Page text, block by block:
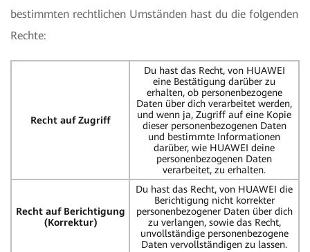
bestimmten rechtlichen Umständen hast du die folgenden
Rechte:
Recht auf Zugriff
Du hast das Recht, von HUAWEI
eine Bestätigung darüber zu
erhalten, ob personenbezogene
Daten über dich verarbeitet werden,
und wenn ja, Zugriff auf eine Kopie
dieser personenbezogenen Daten
und bestimmte Informationen
darüber, wie HUAWEI deine
personenbezogenen Daten
verarbeitet, zu erhalten.
Recht auf Berichtigung
(Korrektur)
Du hast das Recht, von HUAWEI die
Berichtigung nicht korrekter
personenbezogener Daten über dich
zu verlangen, sowie das Recht,
unvollständige personenbezogene
Daten vervollständigen zu lassen.